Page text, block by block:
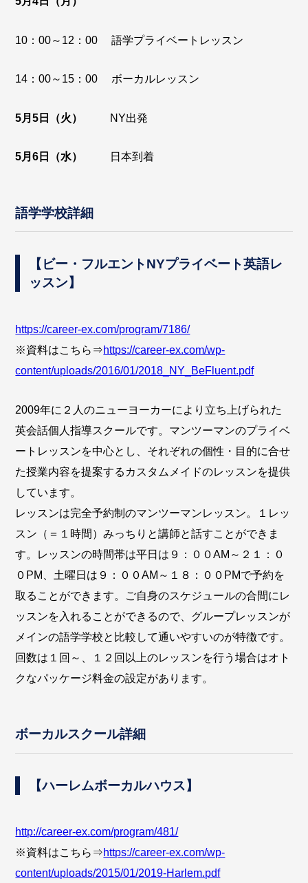
10：00～12：00 語学プライベートレッスン
14：00～15：00 ボーカルレッスン
5月5日（火） NY出発
5月6日（水） 日本到着
語学学校詳細
【ビー・フルエントNYプライベート英語レ
ッスン】
https://career-ex.com/program/7186/
※資料はこちら⇒https://career-ex.com/wp-
content/uploads/2016/01/2018_NY_BeFluent.pdf
2009年に２人のニューヨーカーにより立ち上げられた
英会話個人指導スクールです。マンツーマンのプライベ
ートレッスンを中心とし、それぞれの個性・目的に合せ
た授業内容を提案するカスタムメイドのレッスンを提供
しています。
レッスンは完全予約制のマンツーマンレッスン。１レッ
スン（＝１時間）みっちりと講師と話すことができま
す。レッスンの時間帯は平日は９：００AM～２１：０
０PM、土曜日は９：００AM～１８：００PMで予約を
取ることができます。ご自身のスケジュールの合間にレ
ッスンを入れることができるので、グループレッスンが
メインの語学学校と比較して通いやすいのが特徴です。
回数は１回～、１２回以上のレッスンを行う場合はオト
クなパッケージ料金の設定があります。
ボーカルスクール詳細
【ハーレムボーカルハウス】
http://career-ex.com/program/481/
※資料はこちら⇒https://career-ex.com/wp-
content/uploads/2015/01/2019-Harlem.pdf